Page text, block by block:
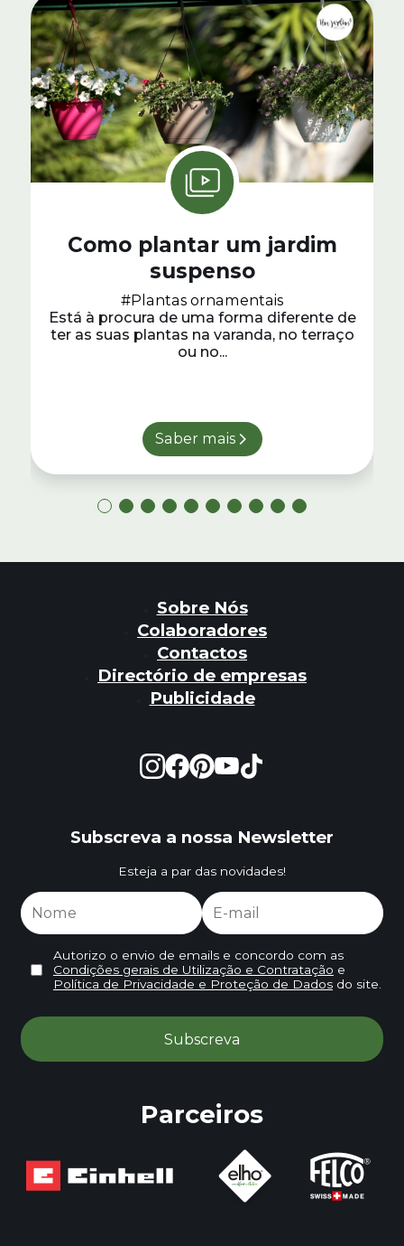
Como plantar um jardim
suspenso
#Plantas ornamentais
Está à procura de uma forma diferente de
ter as suas plantas na varanda, no terraço
ou no...
Saber mais
Sobre Nós
Colaboradores
Contactos
Directório de empresas
Publicidade
Subscreva a nossa Newsletter
Esteja a par das novidades!
Autorizo o envio de emails e concordo com as
Condições gerais de Utilização e Contratação e
Política de Privacidade e Proteção de Dadosdo site.
Parceiros